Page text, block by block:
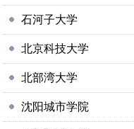
石河子大学
北京科技大学
北部湾大学
沈阳城市学院